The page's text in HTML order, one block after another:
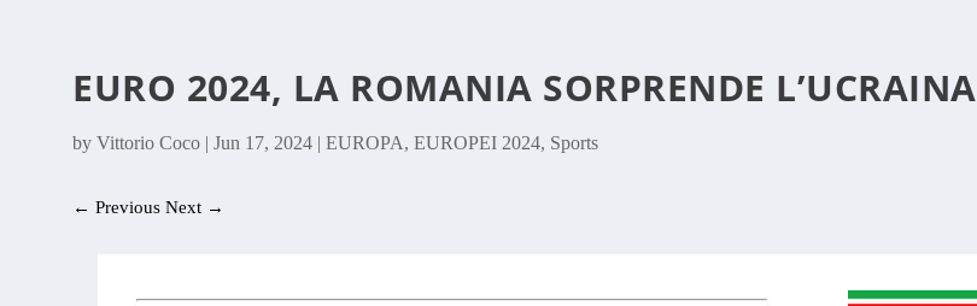
EURO 2024, LA ROMANIA SORPRENDE L’UCRAINA
byVittorio Coco |Jun 17, 2024 |EUROPA,EUROPEI 2024, Sports
←Previous Next →